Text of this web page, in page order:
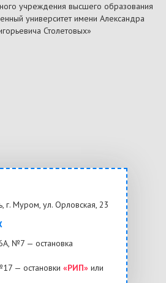
учреждения высшего образования
университет имени Александра
Столетовых»
г. Муром, ул. Орловская, 23
№7 — остановка
— остановки «РИП» или